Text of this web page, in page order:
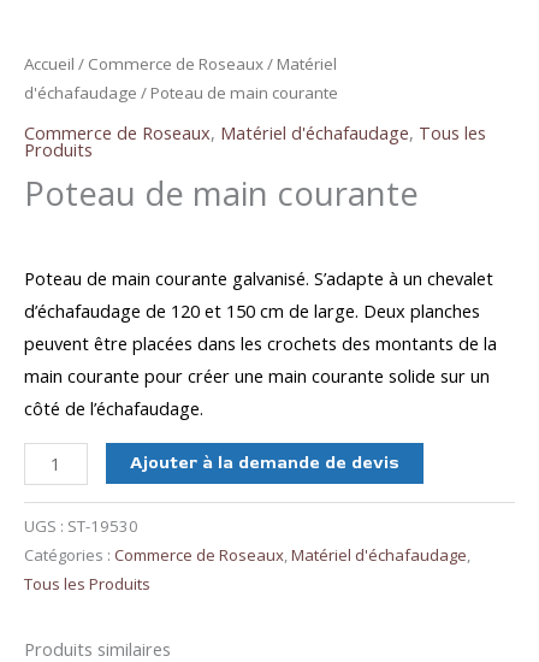
Accueil / Commerce de Roseaux/ Matériel
d'échafaudage / Poteau de main courante
Commerce de Roseaux, Matériel d'échafaudage, Tous les
Produits
Poteau de main courante
Poteau de main courante galvanisé. S’adapte à un chevalet
d’échafaudage de 120 et 150 cm de large. Deux planches
peuvent être placées dans les crochets des montants de la
main courante pour créer une main courante solide sur un
côté de l’échafaudage.
quantité
de
Poteau
de
main
Ajouter à la demande de devis
UGS : ST-19530
Catégories : Commerce de Roseaux,Matériel d'échafaudage,
Tous les Produits
Produits similaires